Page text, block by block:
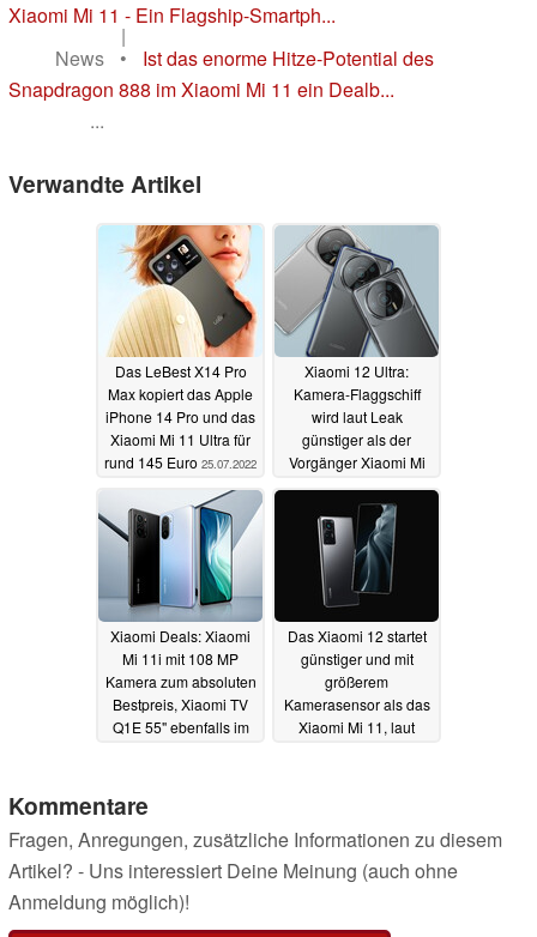
Xiaomi Mi 11 - Ein Flagship-Smartph...
|
News
•
Ist das enorme Hitze-Potential des
Snapdragon 888 im Xiaomi Mi 11 ein Dealb...
...
Verwandte Artikel
Das LeBest X14 Pro
Max kopiert das Apple
iPhone 14 Pro und das
Xiaomi Mi 11 Ultra für
rund 145 Euro 25.07.2022
Xiaomi 12 Ultra:
Kamera-Flaggschiff
wird laut Leak
günstiger als der
Vorgänger Xiaomi Mi
11 Ultra07.03.2022
Xiaomi Deals: Xiaomi
Mi 11i mit 108 MP
Kamera zum absoluten
Bestpreis, Xiaomi TV
Q1E 55" ebenfalls im
Das Xiaomi 12 startet
günstiger und mit
größerem
Kamerasensor als das
Xiaomi Mi 11, laut
Kommentare
Fragen, Anregungen, zusätzliche Informationen zu diesem
Artikel? - Uns interessiert Deine Meinung (auch ohne
Anmeldung möglich)!